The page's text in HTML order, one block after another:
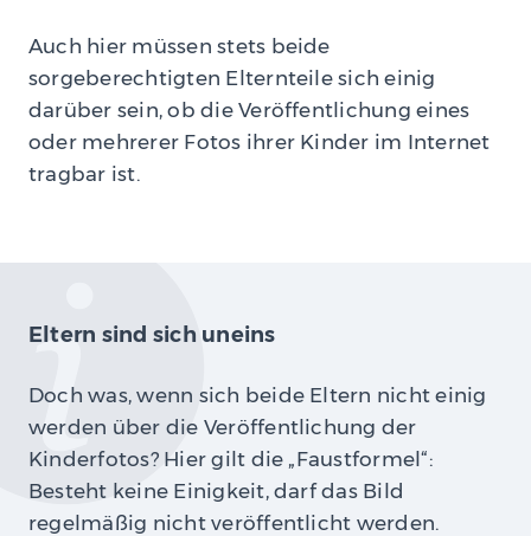
Auch hier müssen stets beide
sorgeberechtigten Elternteile sich einig
darüber sein, ob die Veröffentlichung eines
oder mehrerer Fotos ihrer Kinder im Internet
tragbar ist.
Eltern sind sich uneins
Doch was, wenn sich beide Eltern nicht einig
werden über die Veröffentlichung der
Kinderfotos? Hier gilt die „Faustformel“:
Besteht keine Einigkeit, darf das Bild
regelmäßig nicht veröffentlicht werden.